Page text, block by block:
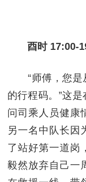
酉时 17:00-
“师傅，您是
的行程码。”这
问司乘人员健康
另一名中队长因
了站好第一道岗
毅然放弃自己一